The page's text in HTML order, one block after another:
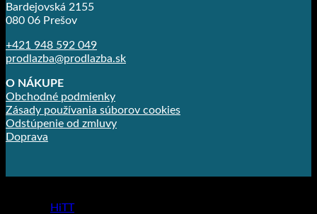
Bardejovská 2155
080 06 Prešov
+421 948 592 049
prodlazba@prodlazba.sk
O NÁKUPE
Obchodné podmienky
Zásady používania súborov cookies
Odstúpenie od zmluvy
Doprava
HiTT